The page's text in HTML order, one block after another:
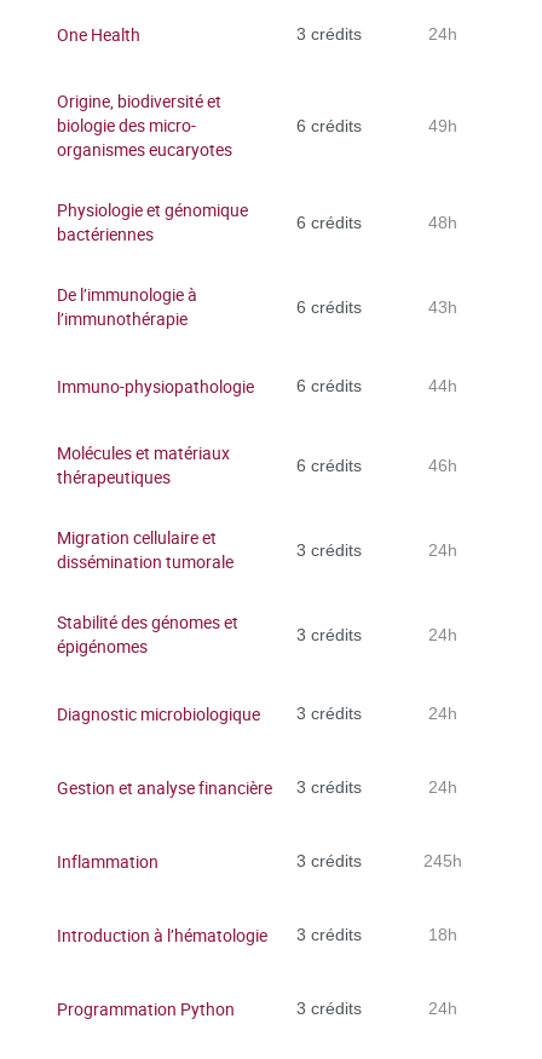
One Health 3 crédits 24h
Origine, biodiversité et
biologie des micro-
organismes eucaryotes
6 crédits 49h
Physiologie et génomique
bactériennes
6 crédits 48h
De l’immunologie à
l’immunothérapie
6 crédits 43h
Immuno-physiopathologie 6 crédits 44h
Molécules et matériaux
thérapeutiques
6 crédits 46h
Migration cellulaire et
dissémination tumorale
3 crédits 24h
Stabilité des génomes et
épigénomes
3 crédits 24h
Diagnostic microbiologique 3 crédits 24h
Gestion et analyse financière 3 crédits 24h
Inflammation 3 crédits 245h
Introduction à l’hématologie 3 crédits 18h
Programmation Python 3 crédits 24h